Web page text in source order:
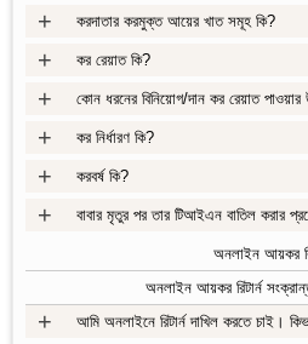
করদাতার করমুক্ত আয়ের খাত সমূহ কি?
+
কর রেয়াত কি?
+
কোন ধরনের বিনিয়োগ/দান কর রেয়াত
+
কর নির্ধারণ কি?
+
করবর্ষ কি?
+
বাবার মৃতুর পর তার টিআইএন বাতিল করার
+
অনলাইন আয়কর
অনলাইন আয়কর রিটার্ন
আমি অনলাইনে রিটার্ন দাখিল করতে চাই।
+